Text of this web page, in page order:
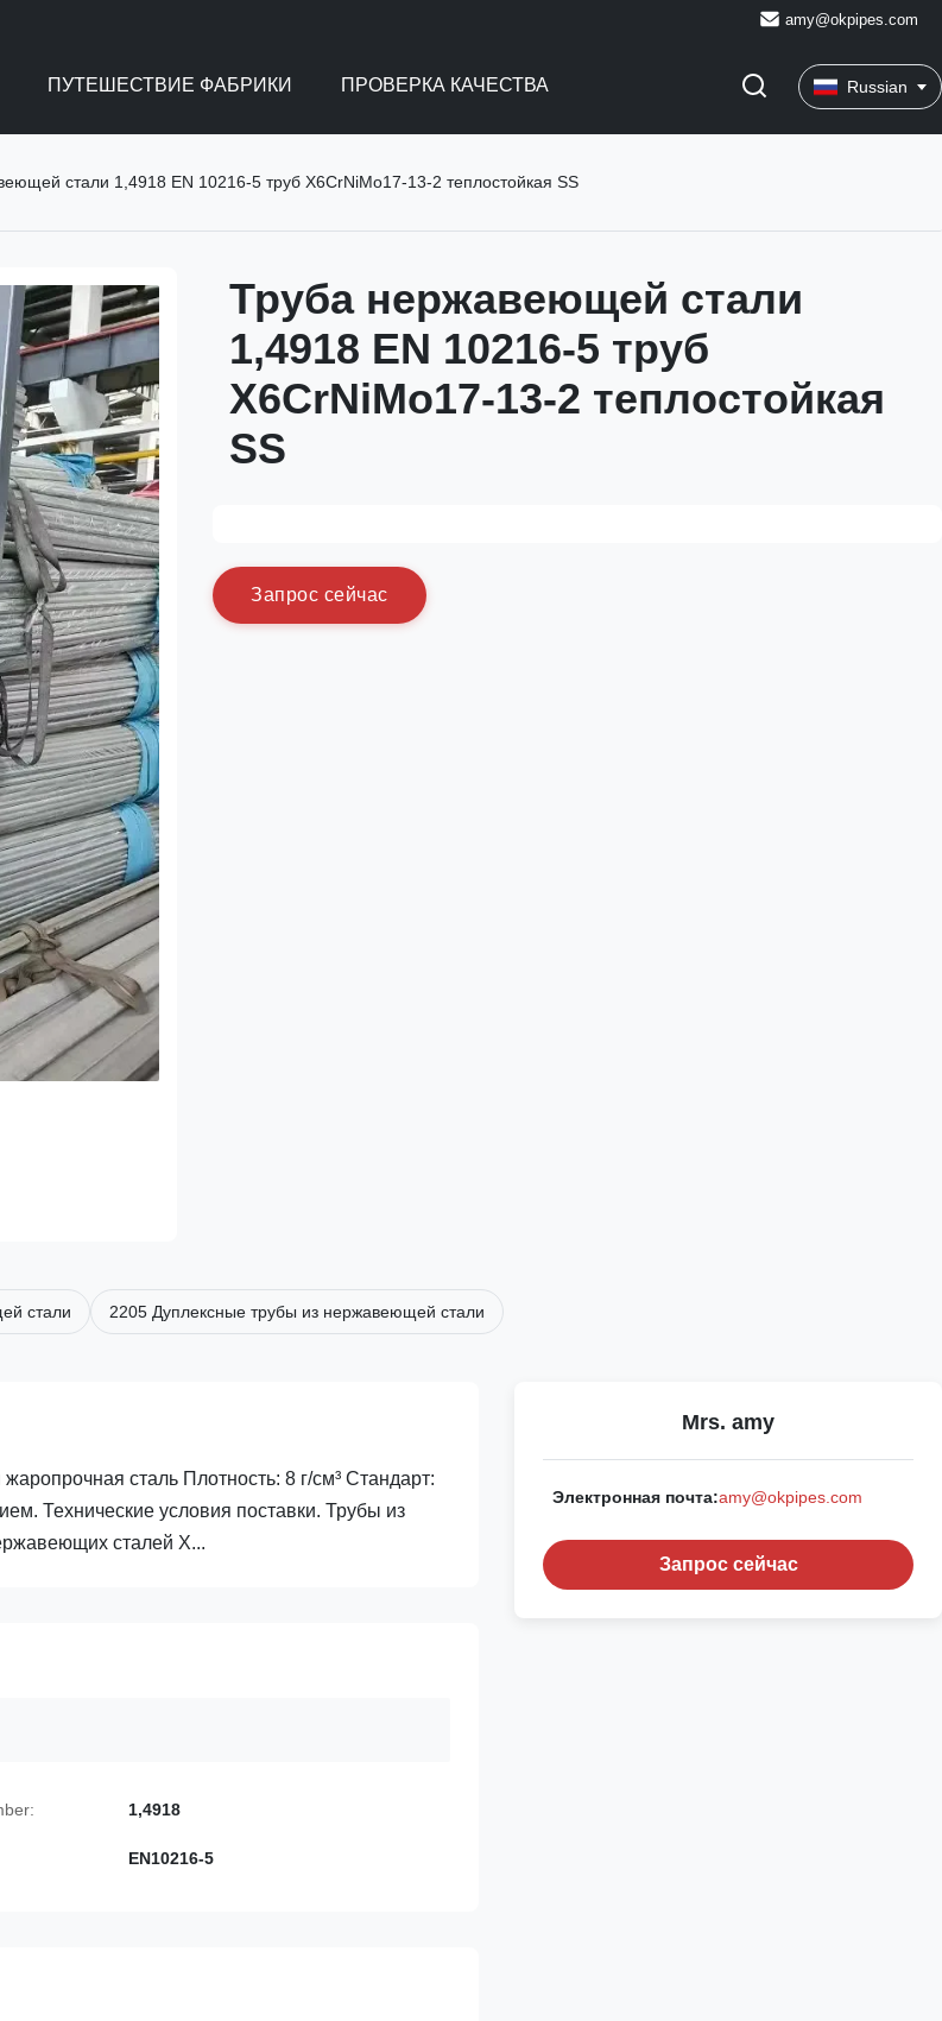
amy@okpipes.com
ПУТЕШЕСТВИЕ ФАБРИКИ ПРОВЕРКА КАЧЕСТВА Russian
стали 1,4918 EN 10216-5 труб X6CrNiMo17-13-2 теплостойкая SS
Труба нержавеющей стали
1,4918 EN 10216-5 труб
X6CrNiMo17-13-2 теплостойкая
SS
Запрос сейчас
стали 2205 Дуплексные трубы из нержавеющей стали
сталь Плотность: 8 г/см³ Стандарт:
Технические условия поставки. Трубы из
сталей Х...
1,4918
EN10216-5
Mrs. amy
Электронная почта:amy@okpipes.com
Запрос сейчас